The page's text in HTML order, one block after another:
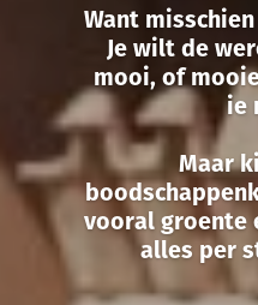
Want
Je wilt de
mooi, of
ie
Maar
vooral groente
alles per